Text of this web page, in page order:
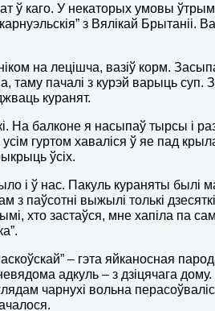
ў каго. У некаторых умовы
з Вялікай Брытаніі.
на лецішча, вазіў корм.
таму пачалі з курэй варыць суп.
куранят.
На балконе я насыпаў тырсы і
гуртом хаваліся ў яе пад
ўсіх.
і ў нас. Пакуль кураняты былі
паўсотні выжылі толькі
хто застаўся, мне хапіла па
– гэта яйканосная
адкуль – з дзіцячага
чарнухі вольна